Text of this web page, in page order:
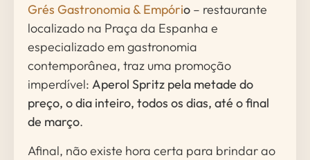
Grés Gastronomia & Empório – restaurante
localizado na Praça da Espanha e
especializado em gastronomia
contemporânea, traz uma promoção
imperdível: Aperol Spritz pela metade do
preço, o dia inteiro, todos os dias, até o final
de março.
Afinal, não existe hora certa para brindar ao